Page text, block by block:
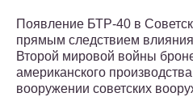
Появление БТР-40 в
прямым следствием
Второй мировой войны
американского
вооружении советских